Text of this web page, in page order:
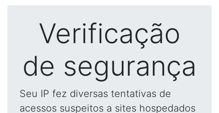
Verificação
de segurança
Seu IP fez diversas tentativas de
acessos suspeitos a sites hospedados